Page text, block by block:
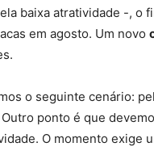
baixa atratividade -, o
em agosto. Um novo
o seguinte cenário:
ponto é que
O momento exige